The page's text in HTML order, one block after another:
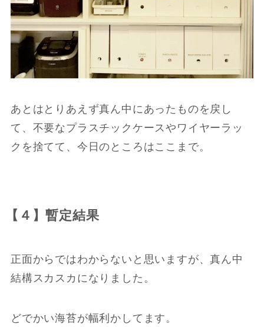
あとはとりあえず真ん中にあったものを戻し
て、不要なプラスチックケースやワイヤーラッ
クを捨てて、今日のところはここまで。
【４】暫定結果
正面からではわからないと思いますが、真ん中
結構スカスカになりました。
どでかい海苔が幅利かしてます。